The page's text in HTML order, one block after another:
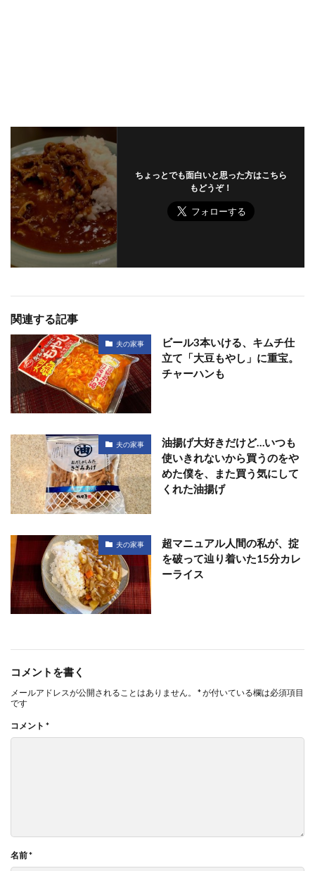
ちょっとでも面白いと思った方はこちら
もどうぞ！
関連する記事
夫の家事
ビール3本いける、キムチ仕
立て「大豆もやし」に重宝。
チャーハンも
夫の家事
油揚げ大好きだけど…いつも
使いきれないから買うのをや
めた僕を、また買う気にして
くれた油揚げ
夫の家事
超マニュアル人間の私が、掟
を破って辿り着いた15分カレ
ーライス
コメントを書く
メールアドレスが公開されることはありません。 *が付いている欄は必須項目
です
コメント *
名前*